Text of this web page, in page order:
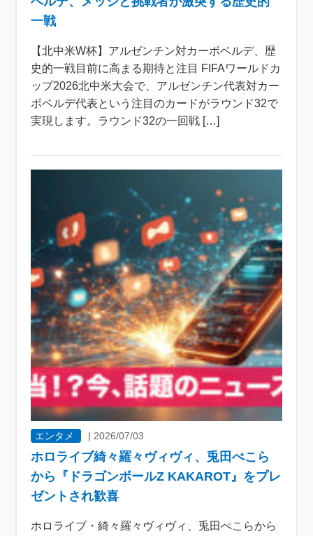
一戦
【北中米W杯】アルゼンチン対カーボベルデ、歴
史的一戦目前に高まる期待と注目 FIFAワールドカ
ップ2026北中米大会で、アルゼンチン代表対カー
ボベルデ代表という注目のカードがラウンド32で
実現します。ラウンド32の一回戦 […]
エンタメ | 2026/07/03
ホロライブ綺々羅々ヴィヴィ、兎田ぺこら
から『ドラゴンボールZ KAKAROT』をプレ
ゼントされ歓喜
ホロライブ・綺々羅々ヴィヴィ、兎田ぺこらから